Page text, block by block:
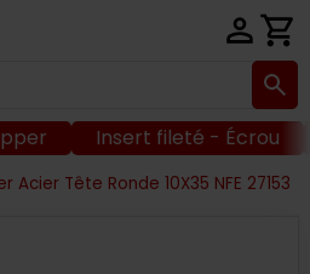
Insert fileté - Écrou
Acier Tête Ronde 10X35 NFE 27153